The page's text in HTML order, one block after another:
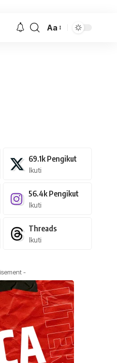
Font
Aa
69.1k Pengikut
Ikuti
56.4k Pengikut
Ikuti
Threads
Ikuti
-